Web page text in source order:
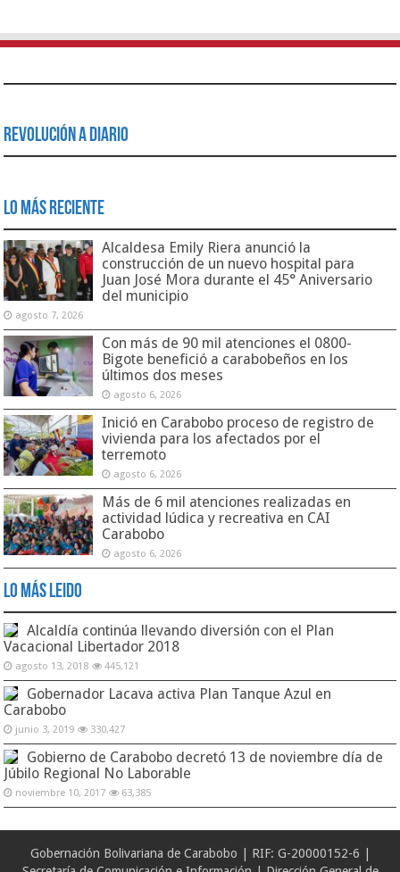
Revolución a Diario
Lo Más Reciente
Alcaldesa Emily Riera anunció la
construcción de un nuevo hospital para
Juan José Mora durante el 45° Aniversario
del municipio
agosto 7, 2026
Con más de 90 mil atenciones el 0800-
Bigote benefició a carabobeños en los
últimos dos meses
agosto 6, 2026
Inició en Carabobo proceso de registro de
vivienda para los afectados por el
terremoto
agosto 6, 2026
Más de 6 mil atenciones realizadas en
actividad lúdica y recreativa en CAI
Carabobo
agosto 6, 2026
Lo Más Leido
Alcaldía continúa llevando diversión con el Plan
Vacacional Libertador 2018
agosto 13, 2018 445,121
Gobernador Lacava activa Plan Tanque Azul en
Carabobo
junio 3, 2019 330,427
Gobierno de Carabobo decretó 13 de noviembre día de
Júbilo Regional No Laborable
noviembre 10, 2017 63,385
Gobernación Bolivariana de Carabobo | RIF: G-20000152-6 |